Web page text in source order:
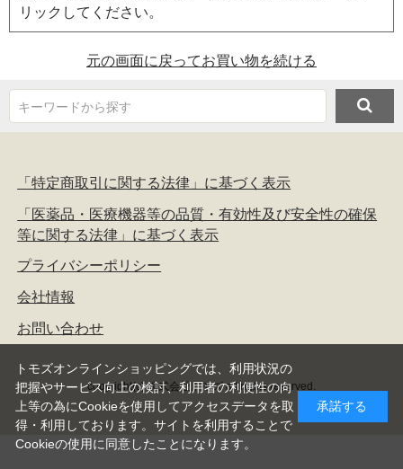
リックしてください。
元の画面に戻ってお買い物を続ける
キーワードから探す
「特定商取引に関する法律」に基づく表示
「医薬品・医療機器等の品質・有効性及び安全性の確保
等に関する法律」に基づく表示
プライバシーポリシー
会社情報
お問い合わせ
copyright(c) 株式会社トモズ all rights reserved.
トモズオンラインショッピングでは、利用状況の
把握やサービス向上の検討、利用者の利便性の向
上等の為にCookieを使用してアクセスデータを取
得・利用しております。サイトを利用することで
Cookieの使用に同意したことになります。
承諾する